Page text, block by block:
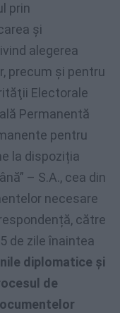
prin
şi
alegerea
precum şi pentru
Electorale
Permanentă
pentru
la dispoziția
– S.A., cea din
necesare
către
de zile înaintea
diplomatice și
de